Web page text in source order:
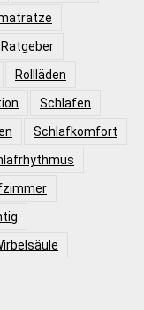
Ratgeber
Rollläden
Schlafen
Schlafkomfort